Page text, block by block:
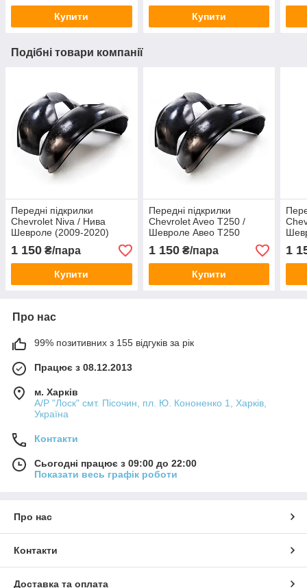
Купити Купити
Подібні товари компанії
Передні підкрилки
Chevrolet Niva / Нива
Шевроле (2009-2020)
1 150 ₴/пара
Купити
Передні підкрилки
Chevrolet Aveo T250 /
Шевроле Авео Т250
(2006-2011)
1 150₴/пара
Купити
1
Про нас
99% позитивних з 155 відгуків за рік
Працює з 08.12.2013
м. Харків
А/Р "Лоск" смт. Пісочин, пл. Ю. Кононенко 1, Харків,
Україна
Контакти
Сьогодні працює з 09:00 до 22:00
Показати весь графік роботи
Про нас
Контакти
Доставка та оплата